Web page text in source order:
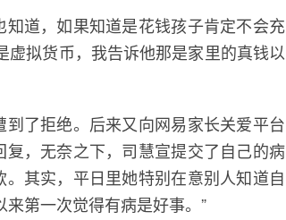
道，如果知道是花钱孩子肯定不会充
虚拟货币，我告诉他那是家里的真钱以
了拒绝。后来又向网易家长关爱平台
，无奈之下，司慧宣提交了自己的病
其实，平日里她特别在意别人知道自
第一次觉得有病是好事。”